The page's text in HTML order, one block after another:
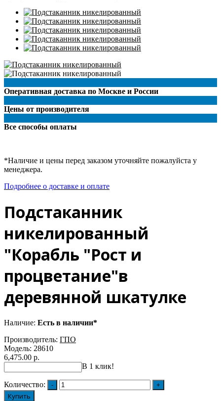
Оперативная доставка по Москве и России
Цены от производителя
Все способы оплаты
*Наличие и цены перед заказом уточняйте пожалуйста у
менеджера.
Подробнее о доставке и оплате
Подстаканник
никелированный
"Корабль "Рост и
процветание"в
деревянной шкатулке
Наличие: Есть в наличии*
Производитель: ГПO
Модель: 28610
6,475.00 р.
В 1 клик!
Количество:
Купить